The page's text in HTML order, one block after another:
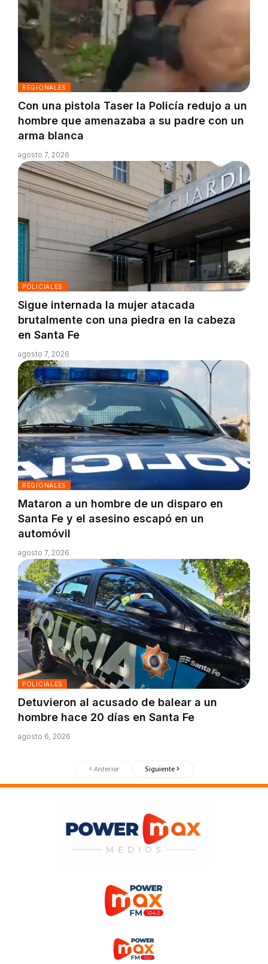
REGIONALES
Con una pistola Taser la Policía redujo a un
hombre que amenazaba a su padre con un
arma blanca
agosto 7, 2026
POLICIALES
Sigue internada la mujer atacada
brutalmente con una piedra en la cabeza
en Santa Fe
agosto 7, 2026
REGIONALES
Mataron a un hombre de un disparo en
Santa Fe y el asesino escapó en un
automóvil
agosto 7, 2026
POLICIALES
Detuvieron al acusado de balear a un
hombre hace 20 días en Santa Fe
agosto 6, 2026
Anterior Siguiente